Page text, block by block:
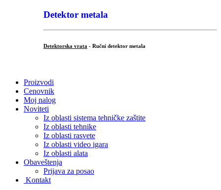
Detektor metala
Detektorska vrata - Ručni detektor metala
Proizvodi
Cenovnik
Moj nalog
Noviteti
Iz oblasti sistema tehničke zaštite
Iz oblasti tehnike
Iz oblasti rasvete
Iz oblasti video igara
Iz oblasti alata
Obaveštenja
Prijava za posao
Kontakt